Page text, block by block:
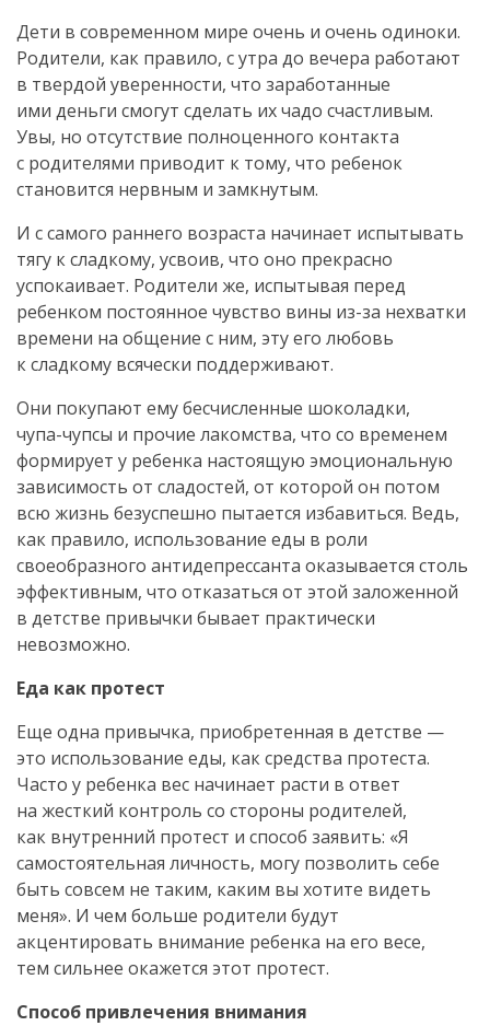
Дети в современном мире очень и очень одиноки.
Родители, как правило, с утра до вечера работают
в твердой уверенности, что заработанные
ими деньги смогут сделать их чадо счастливым.
Увы, но отсутствие полноценного контакта
с родителями приводит к тому, что ребенок
становится нервным и замкнутым.
И с самого раннего возраста начинает испытывать
тягу к сладкому, усвоив, что оно прекрасно
успокаивает. Родители же, испытывая перед
ребенком постоянное чувство вины из-за нехватки
времени на общение с ним, эту его любовь
к сладкому всячески поддерживают.
Они покупают ему бесчисленные шоколадки,
чупа-чупсы и прочие лакомства, что со временем
формирует у ребенка настоящую эмоциональную
зависимость от сладостей, от которой он потом
всю жизнь безуспешно пытается избавиться. Ведь,
как правило, использование еды в роли
своеобразного антидепрессанта оказывается столь
эффективным, что отказаться от этой заложенной
в детстве привычки бывает практически
невозможно.
Еда как протест
Еще одна привычка, приобретенная в детстве —
это использование еды, как средства протеста.
Часто у ребенка вес начинает расти в ответ
на жесткий контроль со стороны родителей,
как внутренний протест и способ заявить: «Я
самостоятельная личность, могу позволить себе
быть совсем не таким, каким вы хотите видеть
меня». И чем больше родители будут
акцентировать внимание ребенка на его весе,
тем сильнее окажется этот протест.
Способ привлечения внимания